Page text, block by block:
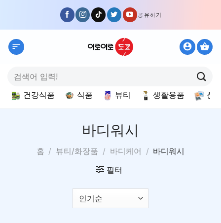
content
공유하기
색:
건강식품 식품 뷰티 생활용품 선
바디워시
홈 / 뷰티/화장품 / 바디케어 / 바디워시
필터